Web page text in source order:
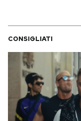
CONSIGLIATI